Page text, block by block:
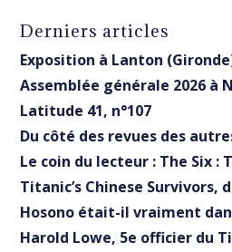
Derniers articles
Exposition à Lanton
Assemblée générale 2026 à
Latitude 41, n°107
Du côté des revues des
Le coin du lecteur : The Six :
Titanic’s Chinese Survivors,
Hosono était-il vraiment
Harold Lowe, 5e officier du